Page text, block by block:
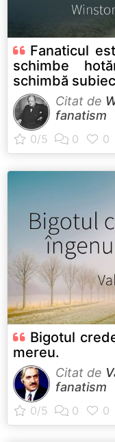
Fanaticul
schimbe
schimbă
Citat de
fanatism
Bigotul
mereu.
Citat de
fanatism